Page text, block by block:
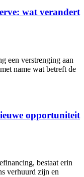
wat verandert
een verstrenging aan
name wat betreft de
opportuniteit
bestaat erin
verhuurd zijn en